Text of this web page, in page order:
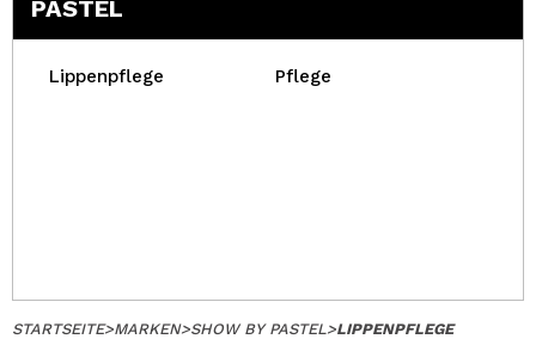
PASTEL
Lippenpflege Pflege
STARTSEITE>MARKEN>SHOW BY PASTEL>LIPPENPFLEGE